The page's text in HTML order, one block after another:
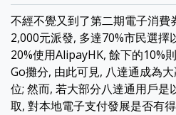
不經不覺又到了第二期電子消費
2,000元派發, 多達70%市民選擇
20%使用AlipayHK, 餘下的10%
Go攤分, 由此可見, 八達通成為
位; 然而, 若大部分八達通用戶是
取, 對本地電子支付發展是否有